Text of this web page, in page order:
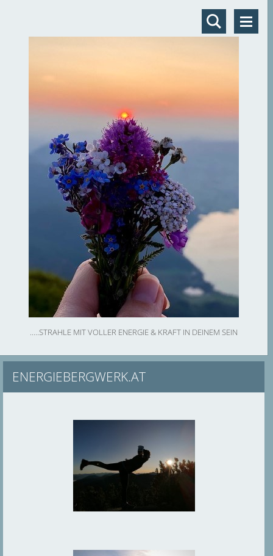
.....STRAHLE MIT VOLLER ENERGIE & KRAFT IN DEINEM SEIN
ENERGIEBERGWERK.AT